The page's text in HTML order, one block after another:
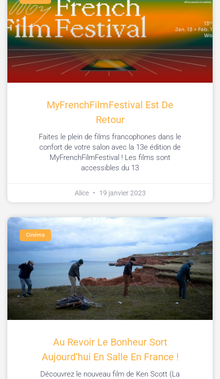
MyFrenchFilmFestival Est De
Retour
Faites le plein de films francophones dans le
confort de votre salon avec la 13e édition de
MyFrenchFilmFestival ! Les films sont
accessibles du 13
Alice 19 janvier 2023
Cinéma
Au Revoir Le Bonheur Sort
Aujourd’hui En Salle En France !
Découvrez le nouveau film de Ken Scott (La